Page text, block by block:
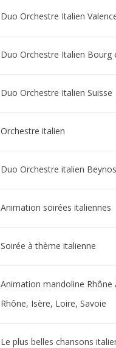
Duo Orchestre Italien
Duo Orchestre Italien Bourg
Duo Orchestre Italien Suisse
Orchestre italien
Duo Orchestre italien
Animation soirées italiennes
Soirée à thème italienne
Animation mandoline Rhône
Rhône, Isère, Loire, Savoie
Le plus belles chansons